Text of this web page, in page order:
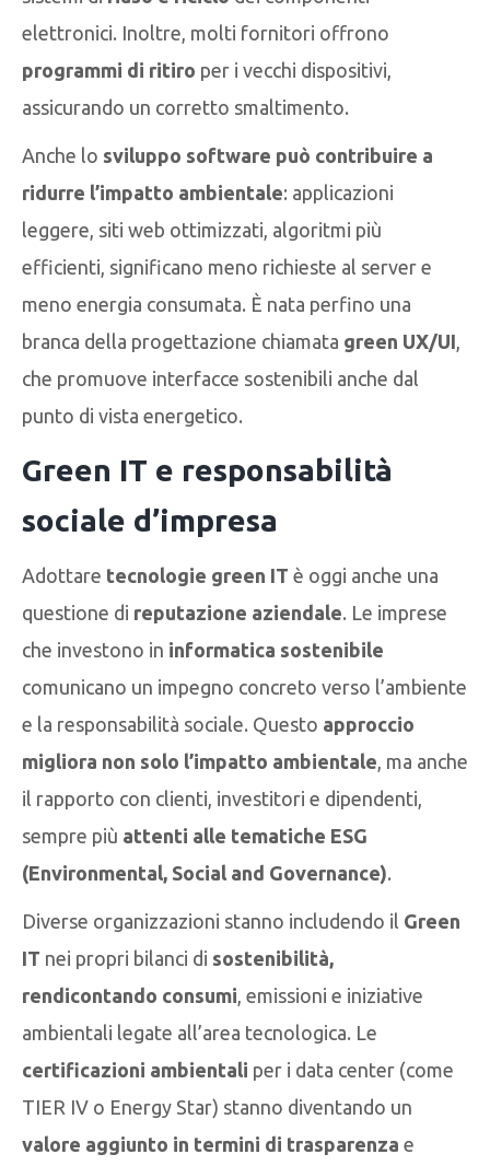
elettronici. Inoltre, molti fornitori offrono
programmi di ritiro per i vecchi dispositivi,
assicurando un corretto smaltimento.
Anche lo sviluppo software può contribuire a
ridurre l’impatto ambientale: applicazioni
leggere, siti web ottimizzati, algoritmi più
efficienti, significano meno richieste al server e
meno energia consumata. È nata perfino una
branca della progettazione chiamata green UX/UI,
che promuove interfacce sostenibili anche dal
punto di vista energetico.
Green IT e responsabilità
sociale d’impresa
Adottare tecnologie green IT è oggi anche una
questione di reputazione aziendale. Le imprese
che investono in informatica sostenibile
comunicano un impegno concreto verso l’ambiente
e la responsabilità sociale. Questo approccio
migliora non solo l’impatto ambientale, ma anche
il rapporto con clienti, investitori e dipendenti,
sempre più attenti alle tematiche ESG
(Environmental, Social and Governance).
Diverse organizzazioni stanno includendo il Green
IT nei propri bilanci di sostenibilità,
rendicontando consumi, emissioni e iniziative
ambientali legate all’area tecnologica. Le
certificazioni ambientali per i data center (come
TIER IV o Energy Star) stanno diventando un
valore aggiunto in termini di trasparenza e